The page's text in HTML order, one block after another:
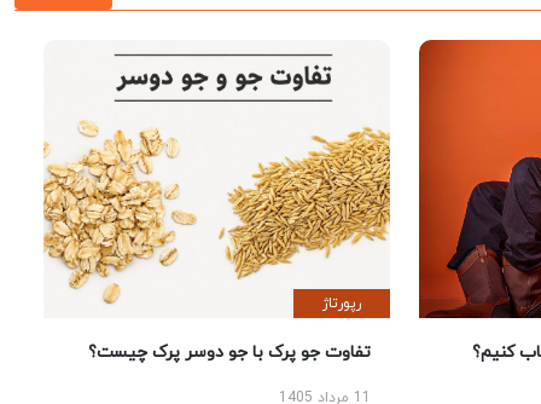
کنیم؟
رپورتاژ
تفاوت جو پرک با جو دوسر پرک چیست؟